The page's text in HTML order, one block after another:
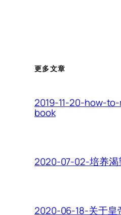
更多文章
2019-11-20-how-
book
2020-07-02-培养渴
2020-06-18-关于皇